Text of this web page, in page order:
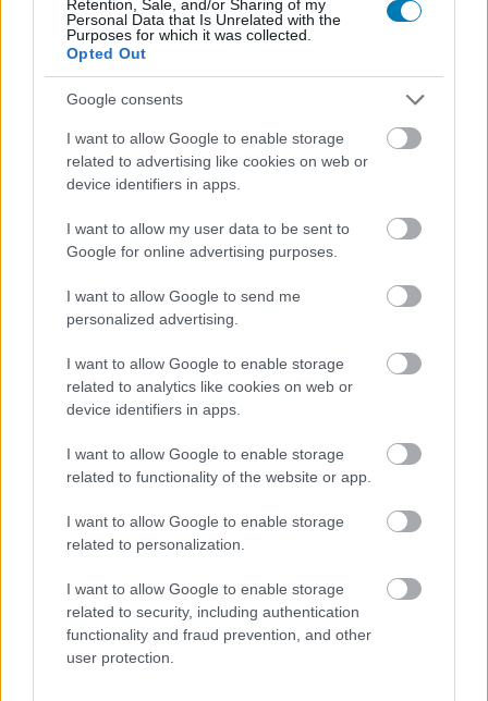
Retention, Sale, and/or Sharing of my
Personal Data that Is Unrelated with the
Purposes for which it was collected.
Opted Out
Google consents
I want to allow Google to enable storage
related to advertising like cookies on web or
device identifiers in apps.
I want to allow my user data to be sent to
Google for online advertising purposes.
I want to allow Google to send me
personalized advertising.
I want to allow Google to enable storage
related to analytics like cookies on web or
device identifiers in apps.
I want to allow Google to enable storage
related to functionality of the website or app.
I want to allow Google to enable storage
related to personalization.
I want to allow Google to enable storage
related to security, including authentication
functionality and fraud prevention, and other
user protection.
The Game Awards
A Volition rebootja is felbukkant a ma hajnali
műsorban, aminek köszönhetően ismét
Unmute Loaded:
A Volition Entertainment és a Deep Silver éppen azon
játékvilág frontvonalába. Ennek megfelelően nyilván a
The Game Awardsotsem hagyhatták ki, ahol egy új
trailerrel jelentkeztek, miután nem is olyan régen kiderült,
muszáj volt elhalasztaniuk a játék megjelenését
robbanást és lövöldözést láthattunk, de emellett a játék
világából is többet ismerhettünk meg. Mondjuk rá.
Nagyvárosi lakónegyedek, sivatagi tömegmészárlások,